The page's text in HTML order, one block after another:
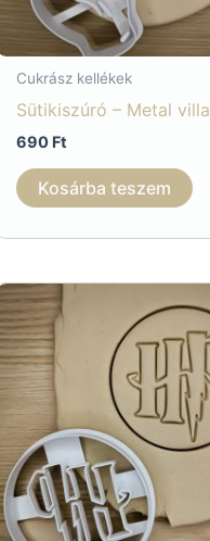
Cukrász kellékek
Sütikiszúró – Metal villa
690 Ft
Kosárba teszem